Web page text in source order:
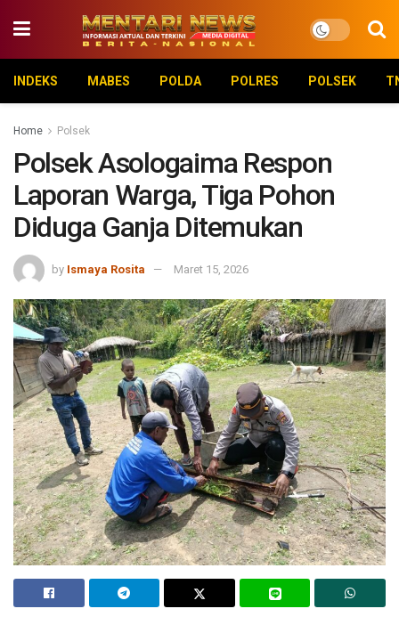
INDEKS MABES POLDA POLRES POLSEK
Home Polsek
Polsek Asologaima Respon
Laporan Warga, Tiga Pohon
Diduga Ganja Ditemukan
by Ismaya Rosita Maret 15, 2026